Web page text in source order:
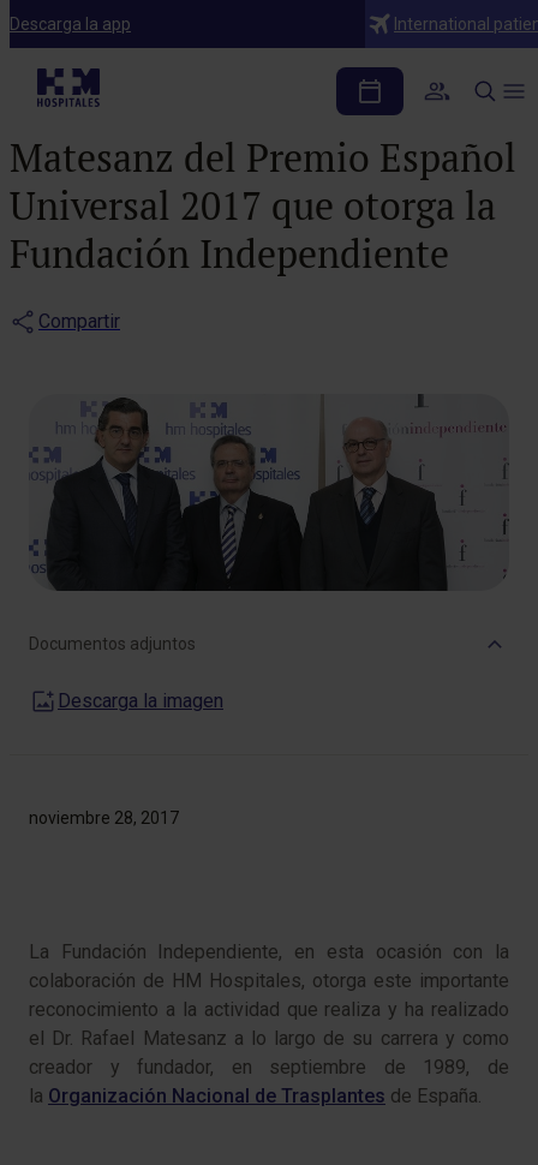
Descarga la app International
Notas de prensa
HM Hospitales colabora
en la concesión al Dr. Rafael
Matesanz del Premio Español
Universal 2017 que otorga la
Fundación Independiente
Compartir
noviembre 28, 2017
La Fundación Independiente, en esta ocasión con la
colaboración de HM Hospitales, otorga este importante
reconocimiento a la actividad que realiza y ha realizado
el Dr. Rafael Matesanz a lo largo de su carrera y como
creador y fundador, en septiembre de 1989, de
la Organización Nacional de Trasplantes de España.
Documentos adjuntos
Descarga la imagen